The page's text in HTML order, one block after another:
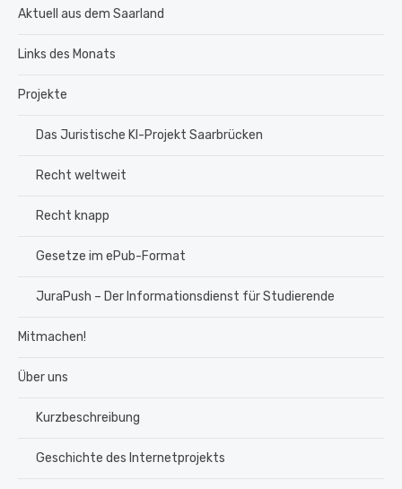
Aktuell aus dem Saarland
Links des Monats
Projekte
Das Juristische KI-Projekt Saarbrücken
Recht weltweit
Recht knapp
Gesetze im ePub-Format
JuraPush – Der Informationsdienst für Studierende
Mitmachen!
Über uns
Kurzbeschreibung
Geschichte des Internetprojekts